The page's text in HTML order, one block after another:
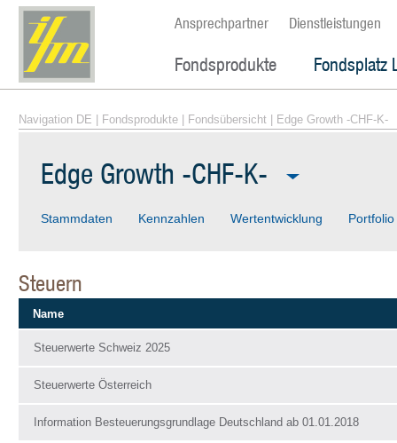
Ansprechpartner Dienstleistungen
Fondsprodukte Fondsplatz
Navigation DE Fondsprodukte Fondsübersicht | Edge Growth -CHF-K-
Edge Growth -CHF-K-
Stammdaten Kennzahlen Wertentwicklung Portfolio
Steuern
Name
Steuerwerte Schweiz 2025
Steuerwerte Österreich
Information Besteuerungsgrundlage Deutschland ab 01.01.2018